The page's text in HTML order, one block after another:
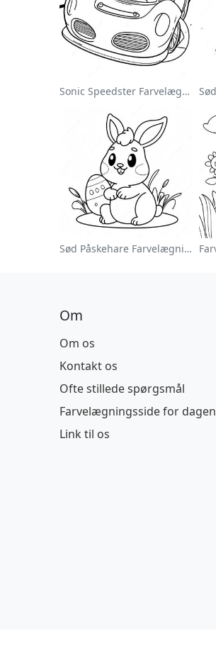
Sonic Speedster Farvelægningsside
Sød Påskehare Farvelægningsside
Om
Om os
Kontakt os
Ofte stillede spørgsmål
Farvelægningsside for dagen
Link til os